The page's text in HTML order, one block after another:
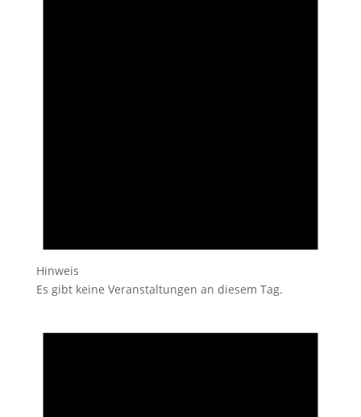
Hinweis
Es gibt keine Veranstaltungen an diesem Tag.